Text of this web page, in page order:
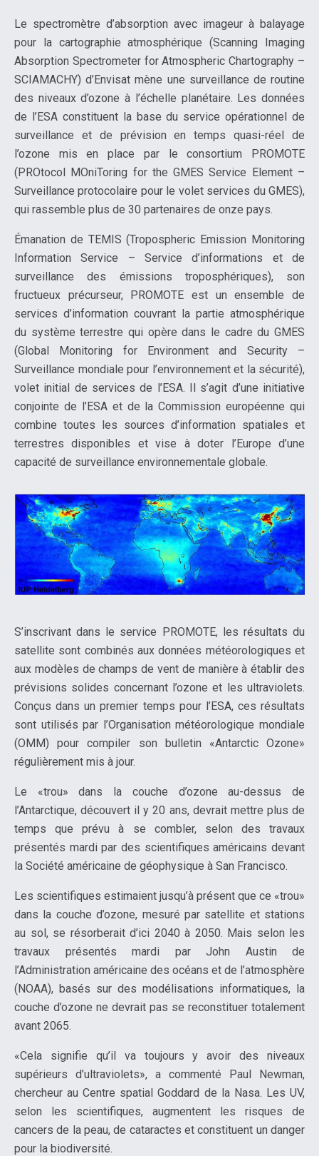
Le spectromètre d’absorption avec imageur à balayage
pour la cartographie atmosphérique (Scanning Imaging
Absorption Spectrometer for Atmospheric Chartography –
SCIAMACHY) d’Envisat mène une surveillance de routine
des niveaux d’ozone à l’échelle planétaire. Les données
de l’ESA constituent la base du service opérationnel de
surveillance et de prévision en temps quasi-réel de
l’ozone mis en place par le consortium PROMOTE
(PROtocol MOniToring for the GMES Service Element –
Surveillance protocolaire pour le volet services du GMES),
qui rassemble plus de 30 partenaires de onze pays.
Émanation de TEMIS (Tropospheric Emission Monitoring
Information Service – Service d’informations et de
surveillance des émissions troposphériques), son
fructueux précurseur, PROMOTE est un ensemble de
services d’information couvrant la partie atmosphérique
du système terrestre qui opère dans le cadre du GMES
(Global Monitoring for Environment and Security –
Surveillance mondiale pour l’environnement et la sécurité),
volet initial de services de l’ESA. Il s’agit d’une initiative
conjointe de l’ESA et de la Commission européenne qui
combine toutes les sources d’information spatiales et
terrestres disponibles et vise à doter l’Europe d’une
capacité de surveillance environnementale globale.
S’inscrivant dans le service PROMOTE, les résultats du
satellite sont combinés aux données météorologiques et
aux modèles de champs de vent de manière à établir des
prévisions solides concernant l’ozone et les ultraviolets.
Conçus dans un premier temps pour l’ESA, ces résultats
sont utilisés par l’Organisation météorologique mondiale
(OMM) pour compiler son bulletin «Antarctic Ozone»
régulièrement mis à jour.
Le «trou» dans la couche d’ozone au-dessus de
l’Antarctique, découvert il y 20 ans, devrait mettre plus de
temps que prévu à se combler, selon des travaux
présentés mardi par des scientifiques américains devant
la Société américaine de géophysique à San Francisco.
Les scientifiques estimaient jusqu’à présent que ce «trou»
dans la couche d’ozone, mesuré par satellite et stations
au sol, se résorberait d’ici 2040 à 2050. Mais selon les
travaux présentés mardi par John Austin de
l’Administration américaine des océans et de l’atmosphère
(NOAA), basés sur des modélisations informatiques, la
couche d’ozone ne devrait pas se reconstituer totalement
avant 2065.
«Cela signifie qu’il va toujours y avoir des niveaux
supérieurs d’ultraviolets», a commenté Paul Newman,
chercheur au Centre spatial Goddard de la Nasa. Les UV,
selon les scientifiques, augmentent les risques de
cancers de la peau, de cataractes et constituent un danger
pour la biodiversité.